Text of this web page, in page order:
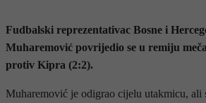
Fudbalski reprezentativac Bosne i
Muharemović povrijedio se u remiju
protiv Kipra (2:2).
Muharemović je odigrao cijelu utakmicu, ali